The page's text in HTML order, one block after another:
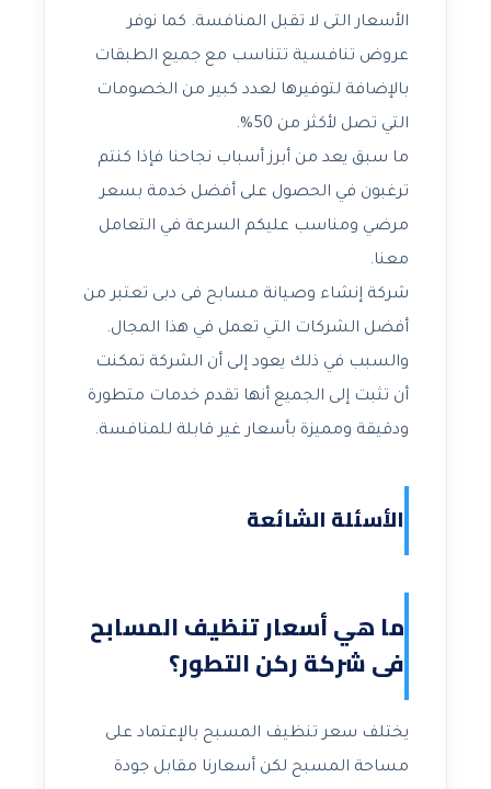
الأسعار التى لا تقبل المنافسة. كما نوفر
عروض تنافسية تتناسب مع جميع الطبقات
بالإضافة لتوفيرها لعدد كبير من الخصومات
التي تصل لأكثر من 50%.
ما سبق يعد من أبرز أسباب نجاحنا فإذا كنتم
ترغبون في الحصول على أفضل خدمة بسعر
مرضي ومناسب عليكم السرعة في التعامل
معنا.
شركة إنشاء وصيانة مسابح فى دبى تعتبر من
أفضل الشركات التي تعمل في هذا المجال.
والسبب في ذلك يعود إلى أن الشركة تمكنت
أن تثبت إلى الجميع أنها تقدم خدمات متطورة
ودقيقة ومميزة بأسعار غير قابلة للمنافسة.
الأسئلة الشائعة
ما هي أسعار تنظيف المسابح
فى شركة ركن التطور؟
يختلف سعر تنظيف المسبح بالإعتماد على
مساحة المسبح لكن أسعارنا مقابل جودة